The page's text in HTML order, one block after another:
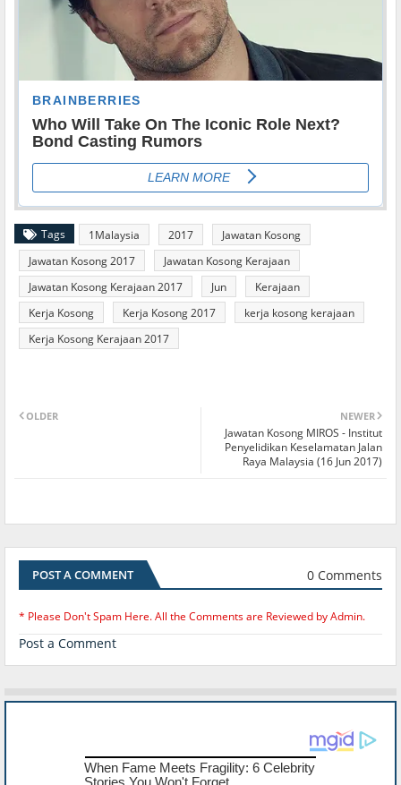
Tags 1Malaysia 2017
Jawatan Kosong
Jawatan Kosong 2017
Jawatan Kosong Kerajaan
Jawatan Kosong Kerajaan 2017
Jun
Kerajaan
Kerja Kosong
Kerja Kosong 2017
kerja kosong kerajaan
Kerja Kosong Kerajaan 2017
NEWER
Jawatan Kosong MIROS - Institut
Penyelidikan Keselamatan Jalan
Raya Malaysia (16 Jun 2017)
OLDER
POST A COMMENT 0 Comments
* Please Don't Spam Here. All the Comments are Reviewed by Admin.
Post a Comment